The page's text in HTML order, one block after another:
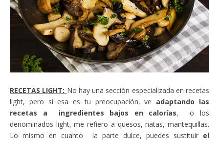
RECETAS LIGHT: No hay una sección especializada en recetas
light, pero si esa es tu preocupación, ve adaptando las
recetas a ingredientes bajos en calorías, o los
denominados light, me refiero a quesos, natas, mantequillas.
Lo mismo en cuanto la parte dulce, puedes sustituir el